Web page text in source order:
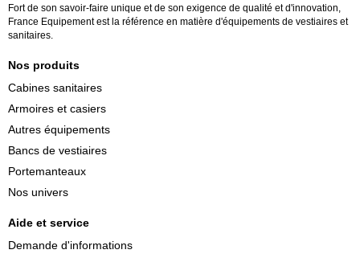
Fort de son savoir-faire unique et de son exigence de qualité et d'innovation,
France Equipement est la référence en matière d'équipements de vestiaires et
sanitaires.
Nos produits
Cabines sanitaires
Armoires et casiers
Autres équipements
Bancs de vestiaires
Portemanteaux
Nos univers
Aide et service
Demande d'informations